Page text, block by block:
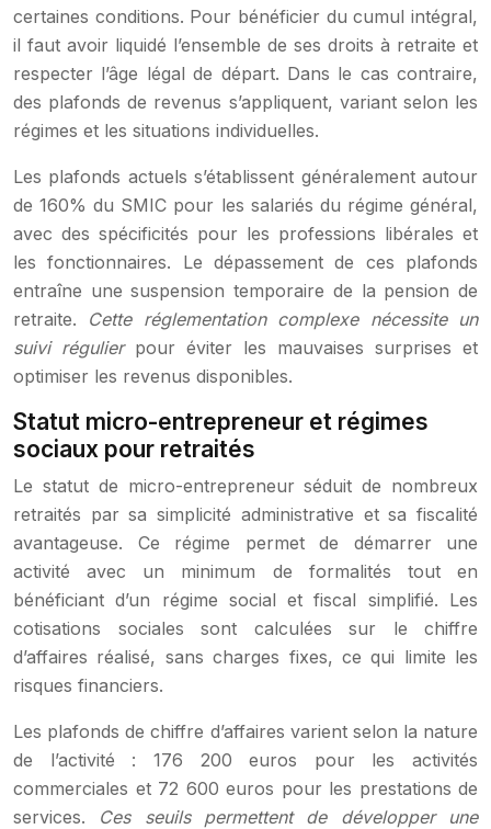
certaines conditions. Pour bénéficier du cumul intégral,
il faut avoir liquidé l’ensemble de ses droits à retraite et
respecter l’âge légal de départ. Dans le cas contraire,
des plafonds de revenus s’appliquent, variant selon les
régimes et les situations individuelles.
Les plafonds actuels s’établissent généralement autour
de 160% du SMIC pour les salariés du régime général,
avec des spécificités pour les professions libérales et
les fonctionnaires. Le dépassement de ces plafonds
entraîne une suspension temporaire de la pension de
retraite. Cette réglementation complexe nécessite un
suivi régulier pour éviter les mauvaises surprises et
optimiser les revenus disponibles.
Statut micro-entrepreneur et régimes
sociaux pour retraités
Le statut de micro-entrepreneur séduit de nombreux
retraités par sa simplicité administrative et sa fiscalité
avantageuse. Ce régime permet de démarrer une
activité avec un minimum de formalités tout en
bénéficiant d’un régime social et fiscal simplifié. Les
cotisations sociales sont calculées sur le chiffre
d’affaires réalisé, sans charges fixes, ce qui limite les
risques financiers.
Les plafonds de chiffre d’affaires varient selon la nature
de l’activité : 176 200 euros pour les activités
commerciales et 72 600 euros pour les prestations de
services. Ces seuils permettent de développer une